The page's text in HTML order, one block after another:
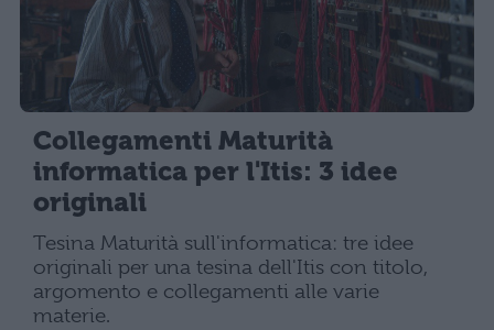
Collegamenti Maturità
informatica per l'Itis: 3 idee
originali
Tesina Maturità sull'informatica: tre idee
originali per una tesina dell'Itis con titolo,
argomento e collegamenti alle varie
materie.